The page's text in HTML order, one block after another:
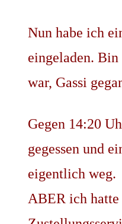
Nun habe ich
eingeladen.
war, Gassi
Gegen 14:20
gegessen und
eigentlich weg.
ABER ich